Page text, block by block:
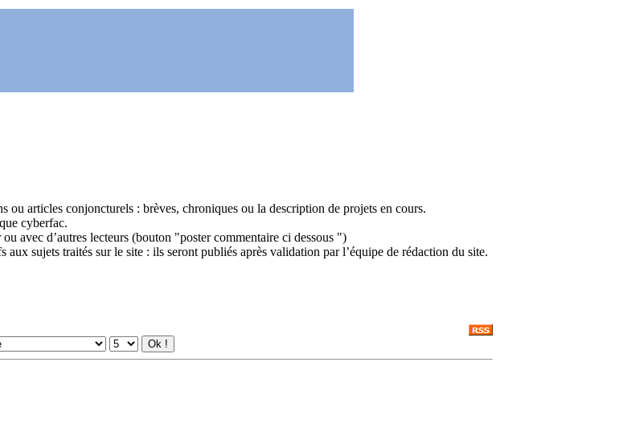
ou articles conjoncturels : brèves, chroniques ou la description de projets en cours.
cyberfac.
avec d’autres lecteurs (bouton "poster commentaire ci dessous ")
aux sujets traités sur le site : ils seront publiés après validation par l’équipe de rédaction du site.